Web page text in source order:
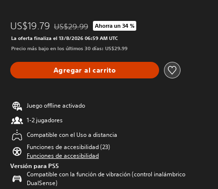
US$19.79 Rebajado del precio original de US$29.99
US$29.99 Ahorra un 34 %
La oferta finaliza el 13/8/2026 06:59 AM UTC
Precio más bajo en los últimos 30 días: US$29.99
Agregar al carrito
Juego offline activado
1-2 jugadores
Compatible con el Uso a distancia
Funciones de accesibilidad (23)
Funciones de accesibilidad
Versión para PS5
Compatible con la función de vibración (control inalámbrico
DualSense)